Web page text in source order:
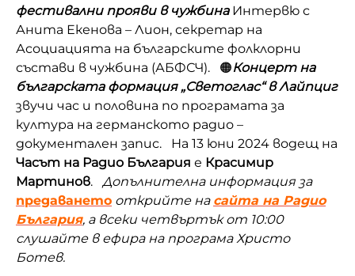
фестивални прояви в чужбинаИнтервю с
Анита Екенова – Лион, секретар на
Асоциацията на българските фолклорни
състави в чужбина (АБФСЧ). 🟠Концерт на
българската формация „Светоглас“ в Лайпциг
звучи час и половина по програмата за
култура на германското радио –
документален запис. На 13 юни 2024 водещ на
Часът на Радио България е Красимир
Мартинов. Допълнителна информация за
предаването открийте на сайта на Радио
България, а всеки четвъртък от 10:00
слушайте в ефира на програма Христо
Ботев.